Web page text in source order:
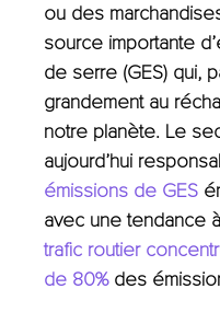
ou des
source importante
de serre (GES) qui,
grandement au
notre planète. Le
aujourd’hui
émissions de GES
avec une tendance
trafic routier
de 80% des